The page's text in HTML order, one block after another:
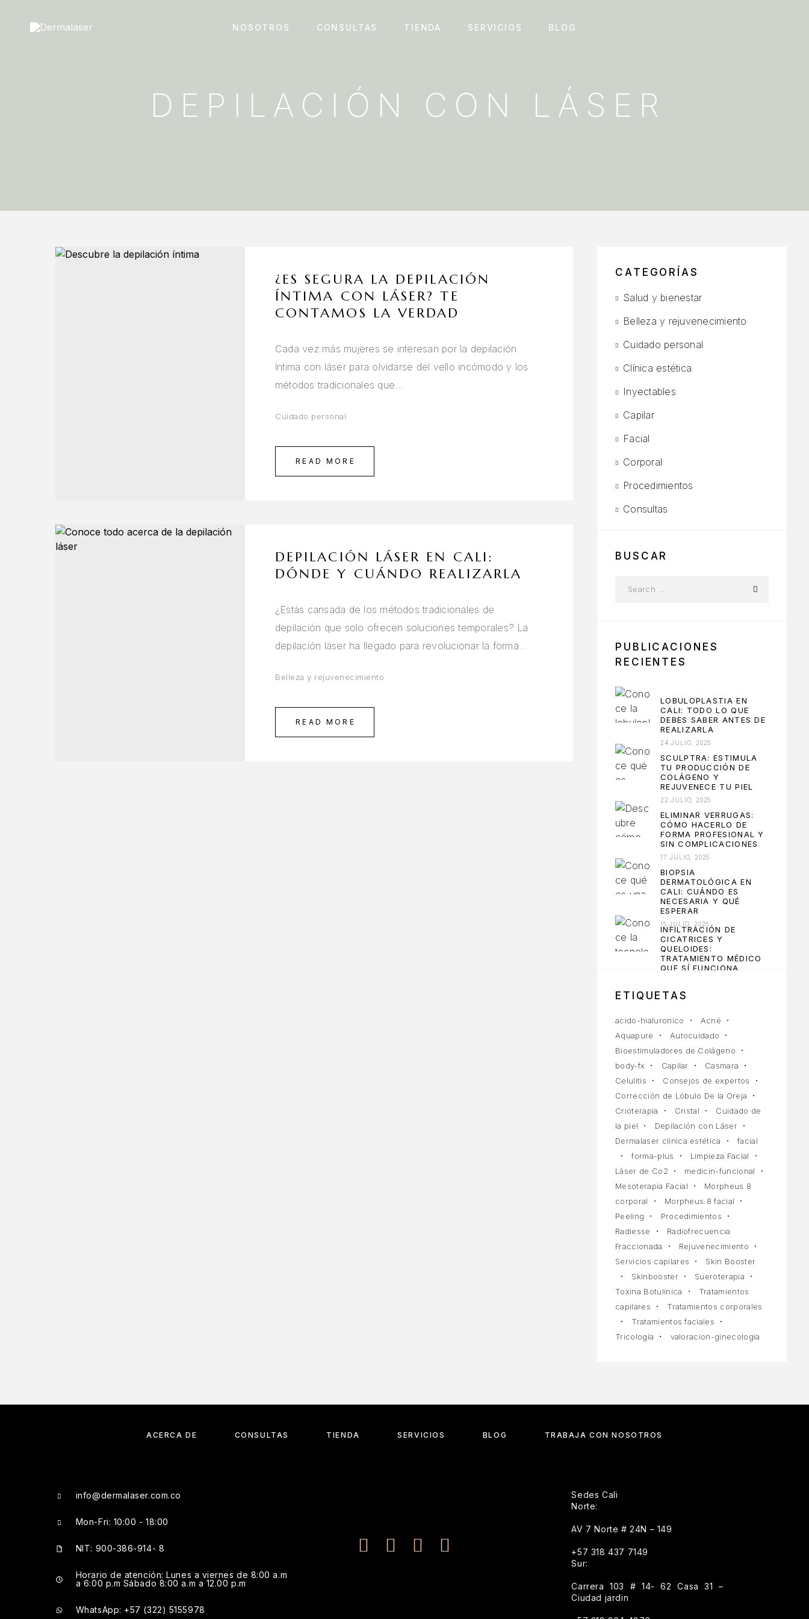
NOSOTROS CONSULTAS TIENDA SERVICIOS BLOG
DEPILACIÓN CON LÁSER
¿ES SEGURA LA DEPILACIÓN
ÍNTIMA CON LÁSER? TE
CONTAMOS LA VERDAD
Cada vez más mujeres se interesan por la depilación
íntima con láser para olvidarse del vello incómodo y los
métodos tradicionales que…
Cuidado personal
READ MORE
DEPILACIÓN LÁSER EN CALI:
DÓNDE Y CUÁNDO REALIZARLA
¿Estás cansada de los métodos tradicionales de
depilación que solo ofrecen soluciones temporales? La
depilación láser ha llegado para revolucionar la forma…
Belleza y rejuvenecimiento
READ MORE
CATEGORÍAS
Salud y bienestar
Belleza y rejuvenecimiento
Cuidado personal
Clínica estética
Inyectables
Capilar
Facial
Corporal
Procedimientos
Consultas
BUSCAR
PUBLICACIONES
RECIENTES
LOBULOPLASTIA EN
CALI: TODO LO QUE
DEBES SABER ANTES DE
REALIZARLA
24 JULIO, 2025
SCULPTRA: ESTIMULA
TU PRODUCCIÓN DE
COLÁGENO Y
REJUVENECE TU PIEL
22 JULIO, 2025
ELIMINAR VERRUGAS:
CÓMO HACERLO DE
FORMA PROFESIONAL Y
SIN COMPLICACIONES
17 JULIO, 2025
BIOPSIA
DERMATOLÓGICA EN
CALI: CUÁNDO ES
NECESARIA Y QUÉ
ESPERAR
15 JULIO, 2025
INFILTRACIÓN DE
CICATRICES Y
QUELOIDES:
TRATAMIENTO MÉDICO
QUE SÍ FUNCIONA
ETIQUETAS
acido-hialuronico
Acné
Aquapure
Autocuidado
Bioestimuladores de Colágeno
body-fx
Capilar
Casmara
Celulitis
Consejos de expertos
Corrección de Lóbulo De la Oreja
Crioterapia
Cristal
Cuidado de
la piel
Depilación con Láser
Dermalaser clínica estética
facial
forma-plus
Limpieza Facial
Láser de Co2
medicin-funcional
Mesoterapia Facial
Morpheus 8
corporal
Morpheus 8 facial
Peeling
Procedimientos
Radiesse
Radiofrecuencia
Fraccionada
Rejuvenecimiento
Servicios capilares
Skin Booster
Skinbooster
Sueroterapia
Toxina Botulínica
Tratamientos
capilares
Tratamientos corporales
Tratamientos faciales
Tricología
valoracion-ginecologia
ACERCA DE CONSULTAS TIENDA SERVICIOS BLOG TRABAJA CON NOSOTROS
info@dermalaser.com.co
Mon-Fri: 10:00 - 18:00
NIT: 900-386-914- 8
Horario de atención: Lunes a viernes de 8:00 a.m
a 6:00 p.m Sábado 8:00 a.m a 12.00 p.m
WhatsApp: +57 (322) 5155978
Sedes Cali
Norte:
AV 7 Norte # 24N – 149
+57 318 437 7149
Sur:
Carrera 103 # 14- 62 Casa 31 –
Ciudad jardin